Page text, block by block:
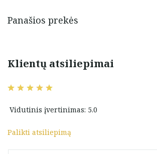
Panašios prekės
Klientų atsiliepimai
Vidutinis įvertinimas: 5.0
Palikti atsiliepimą